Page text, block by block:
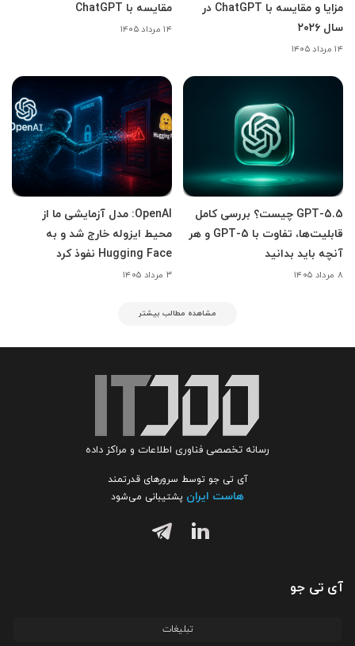
مزایا و مقایسه با ChatGPT در
سال ۲۰۲۶
۱۴ مرداد ۱۴۰۵
مقایسه با ChatGPT
۱۴ مرداد ۱۴۰۵
GPT-5.5 چیست؟ بررسی کامل
قابلیت‌ها، تفاوت با GPT-5 و هر
آنچه باید بدانید
۸ مرداد ۱۴۰۵
OpenAI: مدل آزمایشی ما از
محیط ایزوله خارج شد و به
Hugging Face نفوذ کرد
۳ مرداد ۱۴۰۵
مشاهده مطالب بیشتر
رسانه تخصصی فناوری اطلاعات و مراکز داده
آی تی جو توسط سرورهای قدرتمند
هاست ایران پشتیبانی می‌شود
آی تی جو
تبلیغات